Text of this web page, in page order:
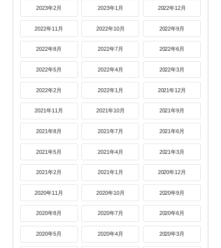
2023年2月 2023年1月 2022年12月
2022年11月 2022年10月 2022年9月
2022年8月 2022年7月 2022年6月
2022年5月 2022年4月 2022年3月
2022年2月 2022年1月 2021年12月
2021年11月 2021年10月 2021年9月
2021年8月 2021年7月 2021年6月
2021年5月 2021年4月 2021年3月
2021年2月 2021年1月 2020年12月
2020年11月 2020年10月 2020年9月
2020年8月 2020年7月 2020年6月
2020年5月 2020年4月 2020年3月